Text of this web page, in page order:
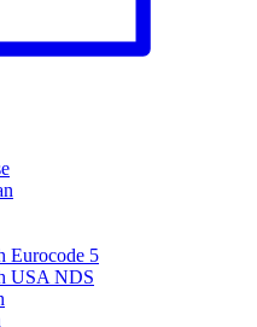
Eurocode 5
USA NDS